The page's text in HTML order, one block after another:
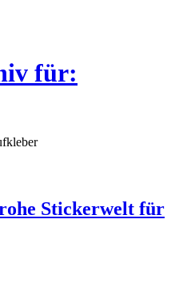
für:
Stickerwelt für